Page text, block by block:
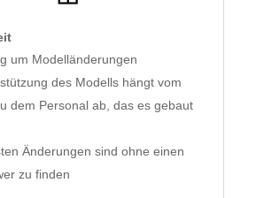
um Modelländerungen
des Modells hängt vom
dem Personal ab, das es gebaut
Änderungen sind ohne einen
zu finden